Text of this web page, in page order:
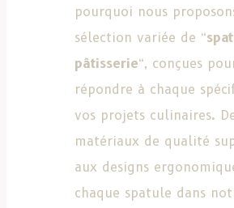
pourquoi nous
sélection variée de “
pâtisserie“, conçues
répondre à chaque
vos projets culinaires.
matériaux de qualité
aux designs
chaque spatule dans